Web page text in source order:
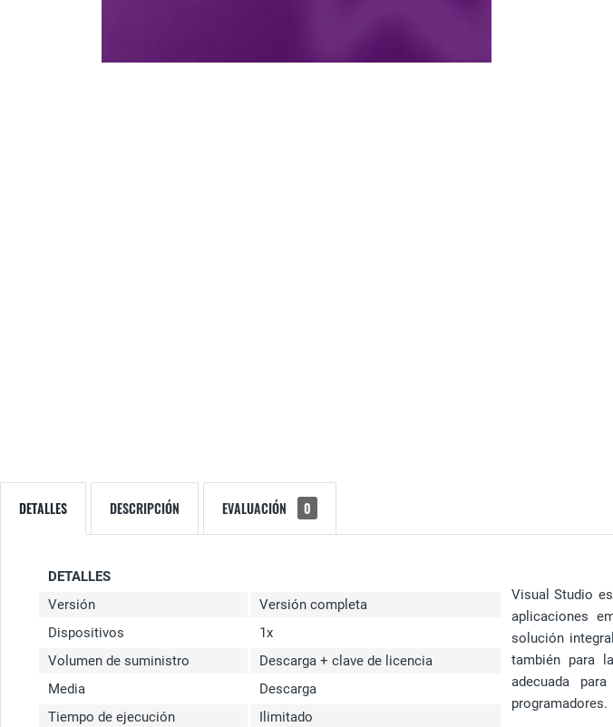
DETALLES DESCRIPCIÓN EVALUACIÓN 0
DETALLES
Versión
Versión completa
Dispositivos
1x
Volumen de suministro
Descarga + clave de licencia
Media
Descarga
Tiempo de ejecución
Ilimitado
Visual Studio
aplicaciones
solución
también para
adecuada
programadores.